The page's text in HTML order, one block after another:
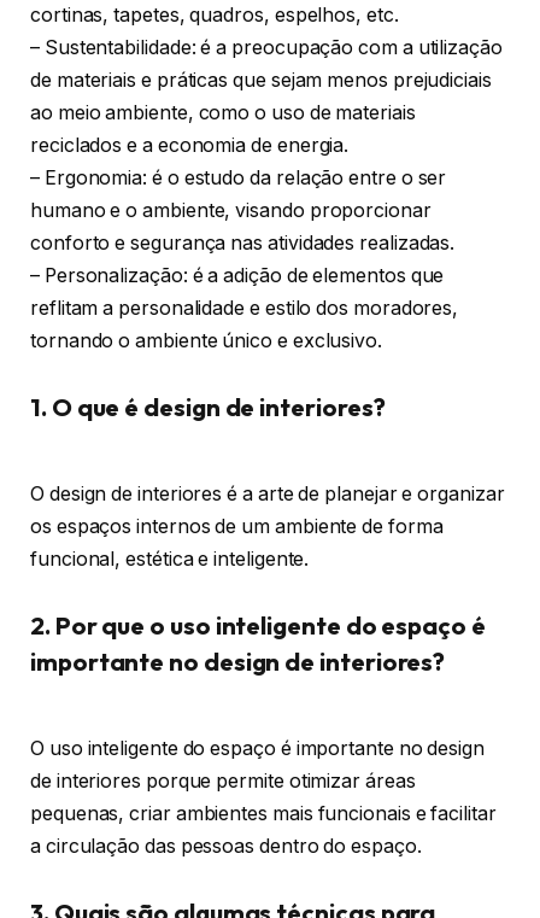
cortinas, tapetes, quadros, espelhos, etc.
– Sustentabilidade: é a preocupação com a utilização
de materiais e práticas que sejam menos prejudiciais
ao meio ambiente, como o uso de materiais
reciclados e a economia de energia.
– Ergonomia: é o estudo da relação entre o ser
humano e o ambiente, visando proporcionar
conforto e segurança nas atividades realizadas.
– Personalização: é a adição de elementos que
reflitam a personalidade e estilo dos moradores,
tornando o ambiente único e exclusivo.
1. O que é design de interiores?
O design de interiores é a arte de planejar e organizar
os espaços internos de um ambiente de forma
funcional, estética e inteligente.
2. Por que o uso inteligente do espaço é
importante no design de interiores?
O uso inteligente do espaço é importante no design
de interiores porque permite otimizar áreas
pequenas, criar ambientes mais funcionais e facilitar
a circulação das pessoas dentro do espaço.